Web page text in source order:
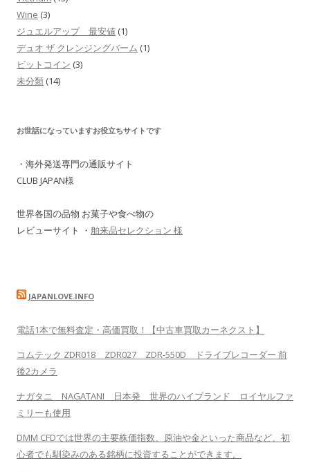
Wine (3)
ジュエルアップ 最安値 (1)
デュオ ザ クレンジングバーム (1)
ビットコイン (3)
未分類 (14)
お世話になっていますお役立ちサイトです
・海外発送専門の通販サイト
CLUB JAPAN様
世界各国の品物 お菓子や食べ物の
レビューサイト ・ 舶来品セレクション 様
JAPANLOVE.INFO
電話1本で無料査定・高価買取！【中古車買取カーネクスト】
コムテック ZDR018 ZDR027 ZDR-550D ドライブレコーダー 前
後2カメラ
ナガタニ NAGATANI 日本発 世界のハイブランド ロイヤルファ
ミリーも使用
DMM CFDでは世界の主要株価指数、原油や金といった商品など、初
心者でも馴染みのある銘柄に投資することができます。